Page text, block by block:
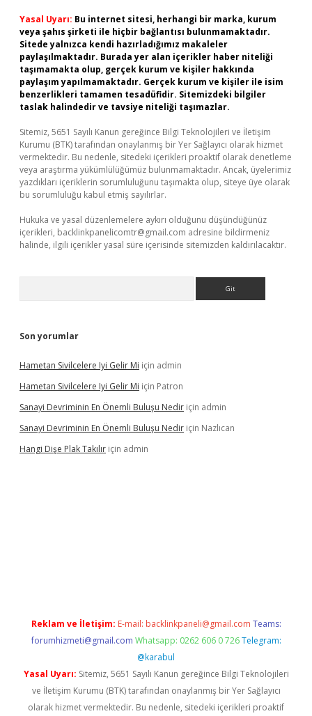
Yasal Uyarı: Bu internet sitesi, herhangi bir marka, kurum
veya şahıs şirketi ile hiçbir bağlantısı bulunmamaktadır.
Sitede yalnızca kendi hazırladığımız makaleler
paylaşılmaktadır. Burada yer alan içerikler haber niteliği
taşımamakta olup, gerçek kurum ve kişiler hakkında
paylaşım yapılmamaktadır. Gerçek kurum ve kişiler ile isim
benzerlikleri tamamen tesadüfidir. Sitemizdeki bilgiler
taslak halindedir ve tavsiye niteliği taşımazlar.
Sitemiz, 5651 Sayılı Kanun gereğince Bilgi Teknolojileri ve İletişim
Kurumu (BTK) tarafından onaylanmış bir Yer Sağlayıcı olarak hizmet
vermektedir. Bu nedenle, sitedeki içerikleri proaktif olarak denetleme
veya araştırma yükümlülüğümüz bulunmamaktadır. Ancak, üyelerimiz
yazdıkları içeriklerin sorumluluğunu taşımakta olup, siteye üye olarak
bu sorumluluğu kabul etmiş sayılırlar.
Hukuka ve yasal düzenlemelere aykırı olduğunu düşündüğünüz
içerikleri, backlinkpanelicomtr@gmail.com adresine bildirmeniz
halinde, ilgili içerikler yasal süre içerisinde sitemizden kaldırılacaktır.
Son yorumlar
Hametan Sivilcelere Iyi Gelir Mi için admin
Hametan Sivilcelere Iyi Gelir Mi için Patron
Sanayi Devriminin En Önemli Buluşu Nedir için admin
Sanayi Devriminin En Önemli Buluşu Nedir için Nazlıcan
Hangi Dişe Plak Takılır için admin
Reklam ve İletişim: E-mail: backlinkpaneli@gmail.com Teams:
forumhizmeti@gmail.com Whatsapp: 0262 606 0 726 Telegram:
@karabul
Yasal Uyarı: Sitemiz, 5651 Sayılı Kanun gereğince Bilgi Teknolojileri
ve İletişim Kurumu (BTK) tarafından onaylanmış bir Yer Sağlayıcı
olarak hizmet vermektedir. Bu nedenle, sitedeki içerikleri proaktif